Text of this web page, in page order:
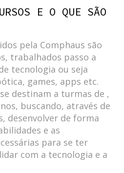
E O QUE SÃO
pela Comphaus são
trabalhados passo a
tecnologia ou seja
games, apps etc.
destinam a turmas de ,
buscando, através de
desenvolver de forma
e as
para se ter
com a tecnologia e a